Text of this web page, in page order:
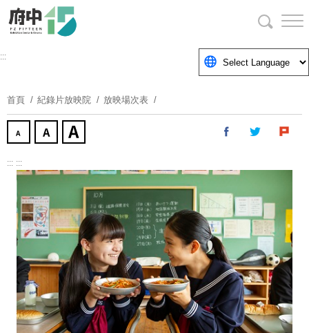
要
塊
:::
首頁 紀錄片放映院 放映場次表
::: :::